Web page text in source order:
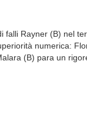
falli Rayner (B) nel
numerica:
(B) para un